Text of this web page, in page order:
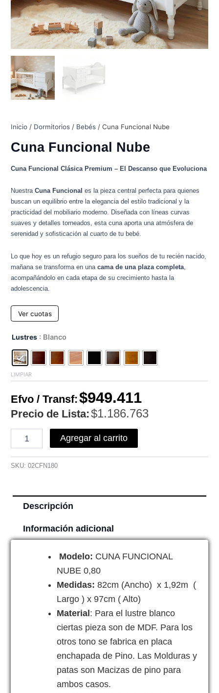
Inicio / Dormitorios / Bebés / Cuna Funcional Nube
Cuna Funcional Nube
Cuna Funcional Clásica Premium – El Descanso que Evoluciona
NuestraCuna Funcional es la pieza central perfecta para quienes
buscan un equilibrio entre la elegancia del estilo tradicional y la
practicidad del mobiliario moderno. Diseñada con líneas curvas
suaves y detalles torneados, esta cuna aporta una atmósfera de
serenidad y sofisticación al cuarto de tu bebé.
Lo que hoy es un refugio seguro para los sueños de tu recién nacido,
mañana se transforma en unacama de una plaza completa
acompañándolo en cada etapa de su crecimiento hasta la
adolescencia.
Ver cuotas
Lustres : Blanco
LIMPIAR
Efvo / Transf:$949.411
Precio de Lista:$1.186.763
Cuna
Nube
cantidad
Agregar al carrito
SKU:02CFN180
Descripción
Información adicional
Modelo: CUNA FUNCIONAL
NUBE 0,80
Medidas: 82cm (Ancho) x 1,92m (
Largo ) x 97cm ( Alto)
Material : Para el lustre blanco
ciertas pieza son de MDF. Para los
otros tono se fabrica en placa
enchapada de Pino. Las Molduras y
patas son Macizas de pino para
ambos casos.